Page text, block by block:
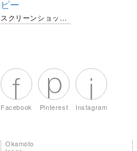
スクリーンショット 2021-06-04 17.44.58 のコピー
Facebook Pinterest Instagram
Okamoto